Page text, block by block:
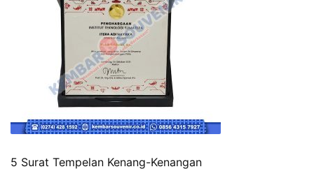
5 Surat Tempelan Kenang-Kenangan